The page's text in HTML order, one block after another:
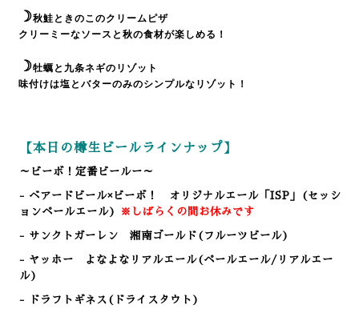
☽秋鮭ときのこのクリームピザ
クリーミーなソースと秋の食材が楽しめる！
☽牡蠣と九条ネギのリゾット
味付けは塩とバターのみのシンプルなリゾット！
【本日の樽生ビールラインナップ】
～ビーボ！定番ビールー～
- ベアードビール×ビーボ！ オリジナルエール「ISP」(セッシ
ョンペールエール)
※しばらくの間お休みです
- サンクトガーレン 湘南ゴールド(フルーツビール)
- ヤッホー よなよなリアルエール(ペールエール/リアルエー
ル)
- ドラフトギネス(ドライスタウト)